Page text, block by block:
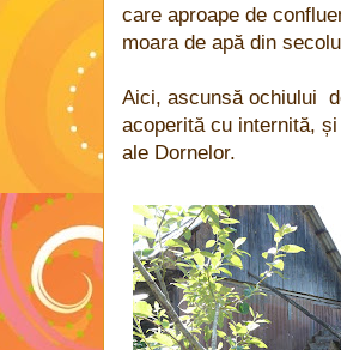
care aproape de
moara de apă din
Aici, ascunsă ochiului
acoperită cu internită,
ale Dornelor.